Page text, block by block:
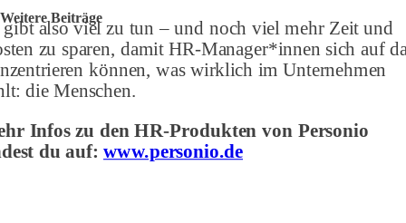
gibt also viel zu tun – und noch viel mehr Zeit und
zu sparen, damit HR-Manager*innen sich auf
können, was wirklich im Unternehmen
die Menschen.
Infos zu den HR-Produkten von Personio
du auf: www.personio.de
Weitere Beiträge